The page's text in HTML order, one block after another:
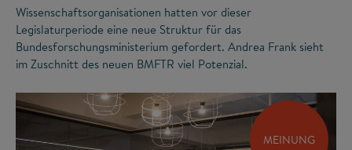
Wissenschaftsorganisationen hatten vor dieser
Legislaturperiode eine neue Struktur für das
Bundesforschungsministerium gefordert. Andrea Frank sieht
im Zuschnitt des neuen BMFTR viel Potenzial.
MEINUNG